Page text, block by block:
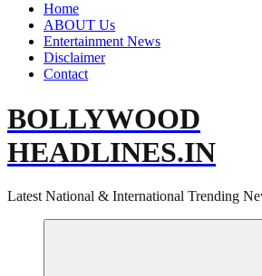
Home
ABOUT Us
Entertainment News
Disclaimer
Contact
BOLLYWOOD
HEADLINES.IN
Latest National & International Trending